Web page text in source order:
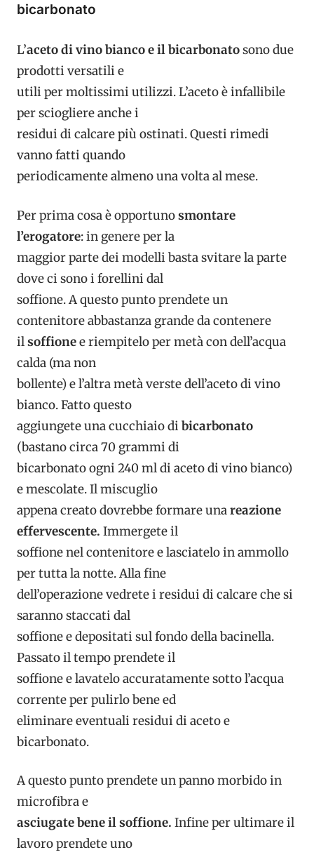
bicarbonato
L’aceto di vino bianco e il bicarbonatosono due
prodotti versatili e
utili per moltissimi utilizzi. L’aceto è infallibile
per sciogliere anche i
residui di calcare più ostinati. Questi rimedi
vanno fatti quando
periodicamente almeno una volta al mese.
Per prima cosa è opportunosmontare
l’erogatore: in genere per la
maggior parte dei modelli basta svitare la parte
dove ci sono i forellini dal
soffione. A questo punto prendete un
contenitore abbastanza grande da contenere
ilsoffionee riempitelo per metà con dell’acqua
calda (ma non
bollente) e l’altra metà verste dell’aceto di vino
bianco. Fatto questo
aggiungete una cucchiaio di bicarbonato
(bastano circa 70 grammi di
bicarbonato ogni 240 ml di aceto di vino bianco)
e mescolate. Il miscuglio
appena creato dovrebbe formare unareazione
effervescente. Immergete il
soffione nel contenitore e lasciatelo in ammollo
per tutta la notte. Alla fine
dell’operazione vedrete i residui di calcare che si
saranno staccati dal
soffione e depositati sul fondo della bacinella.
Passato il tempo prendete il
soffione e lavatelo accuratamente sotto l’acqua
corrente per pulirlo bene ed
eliminare eventuali residui di aceto e
bicarbonato.
A questo punto prendete un panno morbido in
microfibra e
asciugate bene il soffione. Infine per ultimare il
lavoro prendete uno